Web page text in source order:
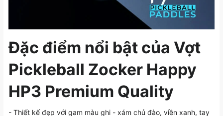
Đặc điểm nổi bật của Vợt
Pickleball Zocker Happy
HP3 Premium Quality
- Thiết kế đẹp với gam màu ghi - xám chủ đào, viền xanh, tay